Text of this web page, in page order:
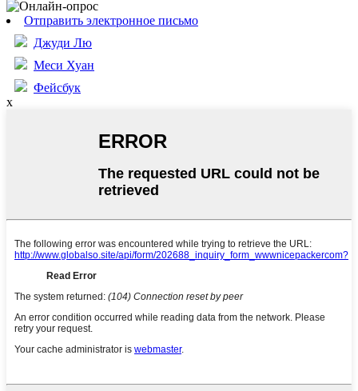
Отправить электронное письмо
Джуди Лю
Меси Хуан
Фейсбук
x